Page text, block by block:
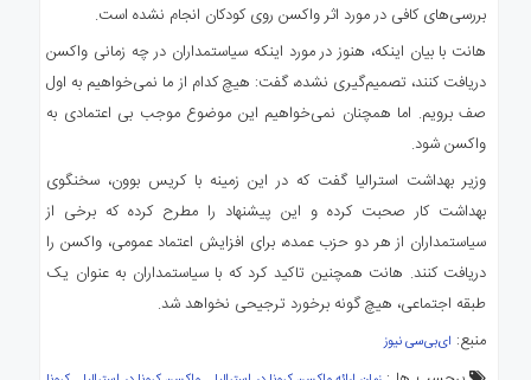
بررسی‌های کافی در مورد اثر واکسن روی کودکان انجام نشده است.
هانت با بیان اینکه، هنوز در مورد اینکه سیاستمداران در چه زمانی واکسن
دریافت کنند، تصمیم‌گیری نشده، گفت: هیچ کدام از ما نمی‌خواهیم به اول
صف برویم. اما همچنان نمی‌خواهیم این موضوع موجب بی اعتمادی به
واکسن شود.
وزیر بهداشت استرالیا گفت که در این زمینه با کریس بوون، سخنگوی
بهداشت کار صحبت کرده و این پیشنهاد را مطرح کرده که برخی از
سیاستمداران از هر دو حزب عمده، برای افزایش اعتماد عمومی، واکسن را
دریافت کنند. هانت همچنین تاکید کرد که با سیاستمداران به عنوان یک
طبقه اجتماعی، هیچ گونه برخورد ترجیحی نخواهد شد.
منبع: ای‌بی‌سی نیوز